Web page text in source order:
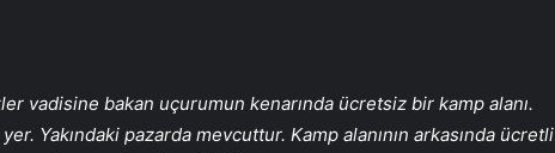
vadisine bakan uçurumun kenarında ücretsiz bir kamp alanı.
Yakındaki pazarda mevcuttur. Kamp alanının arkasında ücretli